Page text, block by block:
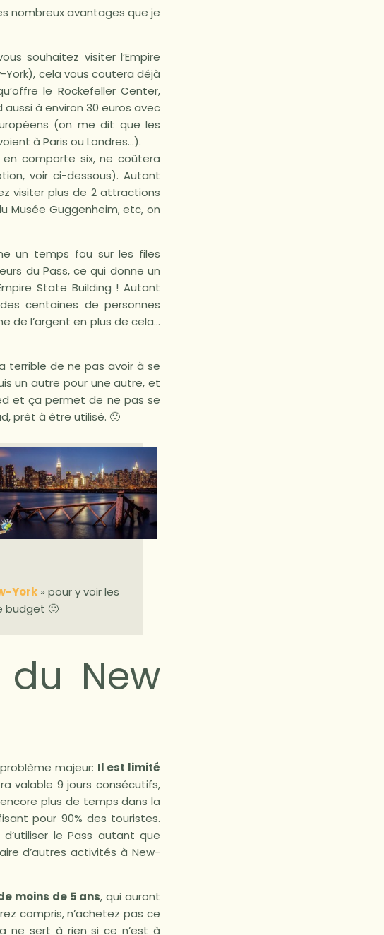
nombreux avantages que je
souhaitez visiter l’Empire
cela vous coutera déjà
le Rockefeller Center,
à environ 30 euros avec
(on me dit que les
à Paris ou Londres…).
comporte six, ne coûtera
voir ci-dessous). Autant
visiter plus de 2 attractions
Musée Guggenheim, etc, on
un temps fou sur les files
du Pass, ce qui donne un
State Building ! Autant
centaines de personnes
de l’argent en plus de cela…
terrible de ne pas avoir à se
un autre pour une autre, et
et ça permet de ne pas se
prêt à être utilisé. 🙂
York » pour y voir les
budget 🙂
du New
majeur: Il est limité
valable 9 jours consécutifs,
plus de temps dans la
pour 90% des touristes.
le Pass autant que
d’autres activités à New-
moins de 5 ans, qui auront
compris, n’achetez pas ce
ne sert à rien si ce n’est à